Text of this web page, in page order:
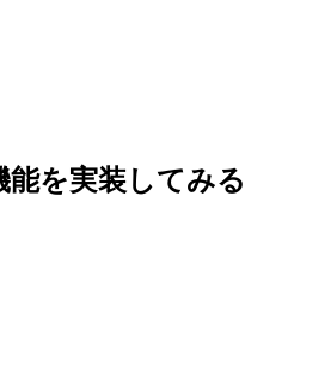
を実装してみる